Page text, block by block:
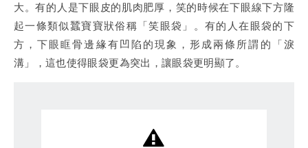
大。有的人是下眼皮的肌肉肥厚，笑的時候在下眼線下方隆
起一條類似蠶寶寶狀俗稱「笑眼袋」。有的人在眼袋的下
方，下眼眶骨邊緣有凹陷的現象，形成兩條所謂的「淚
溝」，這也使得眼袋更為突出，讓眼袋更明顯了。